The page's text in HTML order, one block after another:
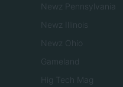
Newz Pennsylvania
Newz Illinois
Newz Ohio
Gameland
Hig Tech Mag